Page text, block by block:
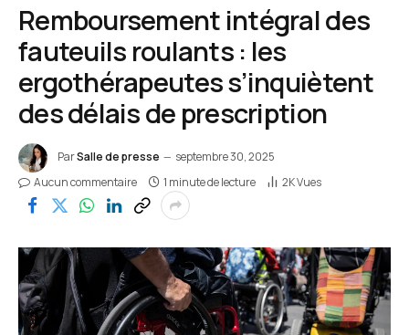
Remboursement intégral des
fauteuils roulants : les
ergothérapeutes s’inquiètent
des délais de prescription
ParSalle de presse
septembre 30, 2025
Aucun commentaire
1 minute de lecture 2KVues